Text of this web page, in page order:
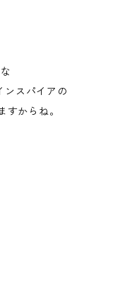
スパイアの
からね。